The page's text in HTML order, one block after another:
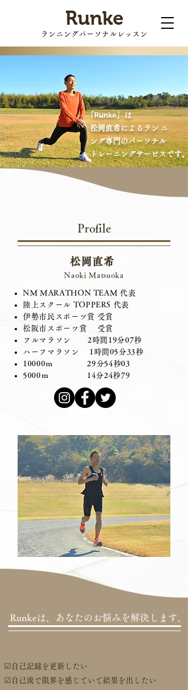
Runke
ランニングパーソナルレッスン
「Runke」は
松岡直希によるラン ニ
ング専門のパーソナル
トレーニングサービスです。
Profile
松岡直希
Naoki Matsuoka
NM MARATHON TEAM 代表
陸上スクール TOPPERS 代表
伊勢市民スポーツ賞 受賞
松阪市スポーツ賞 受賞
フルマラソン 2時間19分07秒
ハーフマラソン 1時間05分33秒
10000ｍ 29分54秒03
5000ｍ 14分24秒79
Runkeは、 あなたのお悩みを解決します。
☑自己記録を更新したい
☑自己流で限界を感じていて結果を出したい